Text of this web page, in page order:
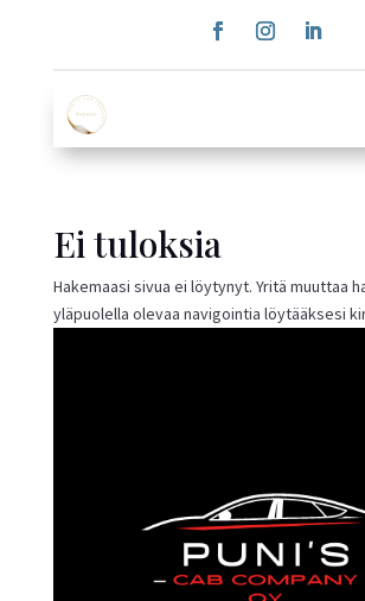
Ei tuloksia
Hakemaasi sivua ei löytynyt. Yritä muuttaa
yläpuolella olevaa navigointia löytääksesi